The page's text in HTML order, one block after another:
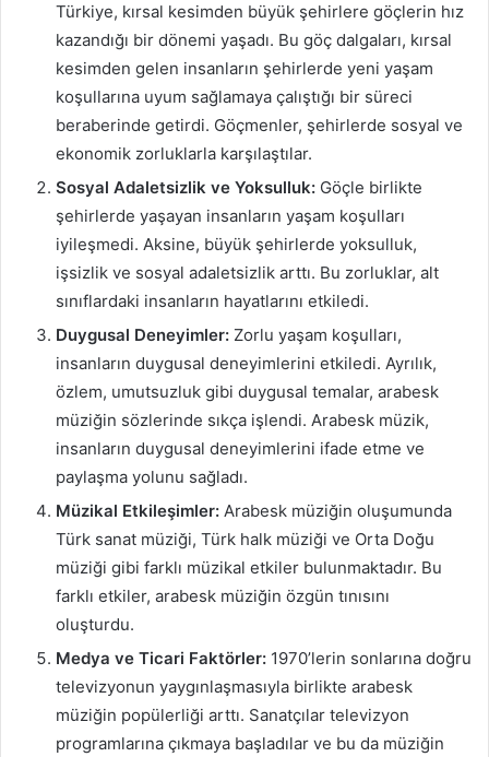
Türkiye, kırsal kesimden büyük şehirlere göçlerin hız
kazandığı bir dönemi yaşadı. Bu göç dalgaları, kırsal
kesimden gelen insanların şehirlerde yeni yaşam
koşullarına uyum sağlamaya çalıştığı bir süreci
beraberinde getirdi. Göçmenler, şehirlerde sosyal ve
ekonomik zorluklarla karşılaştılar.
Sosyal Adaletsizlik ve Yoksulluk: Göçle birlikte
şehirlerde yaşayan insanların yaşam koşulları
iyileşmedi. Aksine, büyük şehirlerde yoksulluk,
işsizlik ve sosyal adaletsizlik arttı. Bu zorluklar, alt
sınıflardaki insanların hayatlarını etkiledi.
Duygusal Deneyimler: Zorlu yaşam koşulları,
insanların duygusal deneyimlerini etkiledi. Ayrılık,
özlem, umutsuzluk gibi duygusal temalar, arabesk
müziğin sözlerinde sıkça işlendi. Arabesk müzik,
insanların duygusal deneyimlerini ifade etme ve
paylaşma yolunu sağladı.
Müzikal Etkileşimler: Arabesk müziğin oluşumunda
Türk sanat müziği, Türk halk müziği ve Orta Doğu
müziği gibi farklı müzikal etkiler bulunmaktadır. Bu
farklı etkiler, arabesk müziğin özgün tınısını
oluşturdu.
Medya ve Ticari Faktörler: 1970’lerin sonlarına doğru
televizyonun yaygınlaşmasıyla birlikte arabesk
müziğin popülerliği arttı. Sanatçılar televizyon
programlarına çıkmaya başladılar ve bu da müziğin